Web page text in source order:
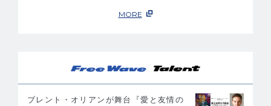
MORE
ブレント・オリアンが舞台『愛と友情の